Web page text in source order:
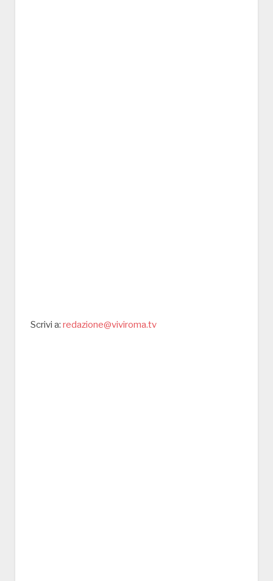
Scrivi a: redazione@viviroma.tv